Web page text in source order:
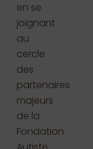
en se
joignant
au
cercle
des
partenaires
majeurs
de la
Fondation